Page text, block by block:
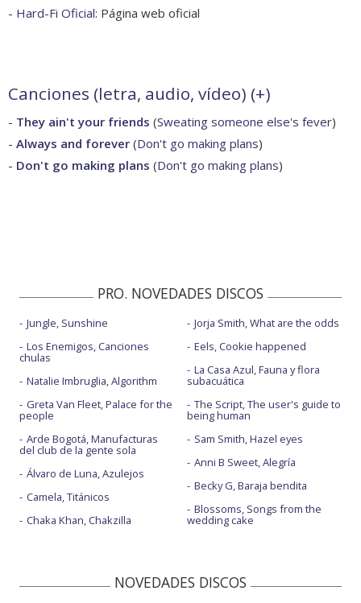
- Hard-Fi Oficial: Página web oficial
Canciones (letra, audio, vídeo) (+)
- They ain't your friends (Sweating someone else's fever)
- Always and forever (Don't go making plans)
- Don't go making plans (Don't go making plans)
PRO. NOVEDADES DISCOS
Jungle, Sunshine
Los Enemigos, Canciones
chulas
Natalie Imbruglia, Algorithm
Greta Van Fleet, Palace for the
people
Arde Bogotá, Manufacturas
del club de la gente sola
Álvaro de Luna, Azulejos
Camela, Titánicos
Chaka Khan, Chakzilla
Jorja Smith, What are the odds
Eels, Cookie happened
La Casa Azul, Fauna y flora
subacuática
The Script, The user's guide to
being human
Sam Smith, Hazel eyes
Anni B Sweet, Alegría
Becky G, Baraja bendita
Blossoms, Songs from the
wedding cake
NOVEDADES DISCOS